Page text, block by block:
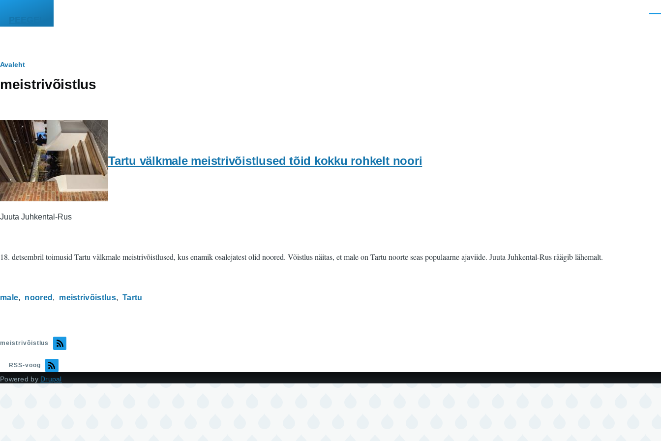
PEEGEL
Leivapuru
Avaleht
meistrivõistlus
Tartu välkmale meistrivõistlused tõid kokku rohkelt noori
Juuta Juhkental-Rus
18. detsembril toimusid Tartu välkmale meistrivõistlused, kus enamik osalejatest olid noored. Võistlus näitas, et male on Tartu noorte seas populaarne ajaviide. Juuta Juhkental-Rus räägib lähemalt.
male noored meistrivõistlus Tartu
meistrivõistlus
RSS-voog
Powered by Drupal